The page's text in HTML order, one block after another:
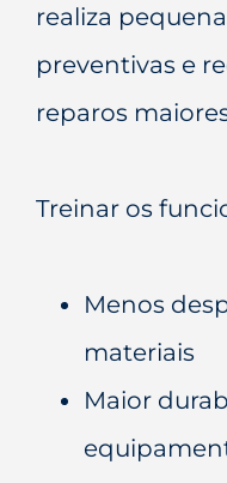
realiza
preventivas e
reparos
Treinar os
Menos
materiais
Maior